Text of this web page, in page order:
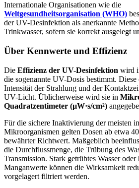
Internationale Organisationen wie die
Weltgesundheitsorganisation (WHO)
der UV-Desinfektion als anerkannte
Trinkwasser, sofern sie korrekt ausgelegt
Über Kennwerte und Effizienz
Die Effizienz der UV-Desinfektion wird
die sogenannte UV-Dosis bestimmt. Diese
Intensität der Strahlung und der
UV-Licht. Üblicherweise wird sie in
Quadratzentimeter (µW·s/cm²)
Für die sichere Inaktivierung der meisten
Mikroorganismen gelten Dosen ab etwa
bewährter Richtwert. Maßgeblich
die Durchflussmenge, die Trübung des
Transmission. Stark getrübtes Wasser
Manganwerte können die Wirksamkeit
vorgelagert filtriert werden.